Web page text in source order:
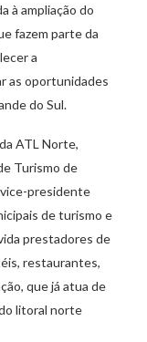
à ampliação do
fazem parte da
a
as oportunidades
do Sul.
ATL Norte,
Turismo de
presidente
de turismo e
prestadores de
restaurantes,
que já atua de
litoral norte